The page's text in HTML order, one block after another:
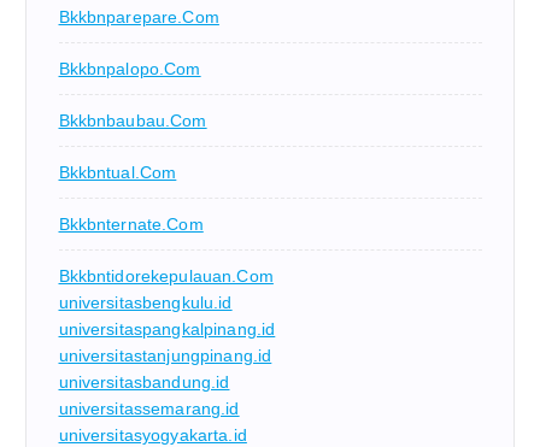
Bkkbnparepare.com
Bkkbnpalopo.com
Bkkbnbaubau.com
Bkkbntual.com
Bkkbnternate.com
Bkkbntidorekepulauan.com
universitasbengkulu.id
universitaspangkalpinang.id
universitastanjungpinang.id
universitasbandung.id
universitassemarang.id
universitasyogyakarta.id